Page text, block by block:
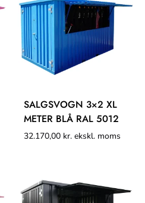
SALGSVOGN 3×2 XL
METER BLÅ RAL 5012
32.170,00 kr. ekskl. moms